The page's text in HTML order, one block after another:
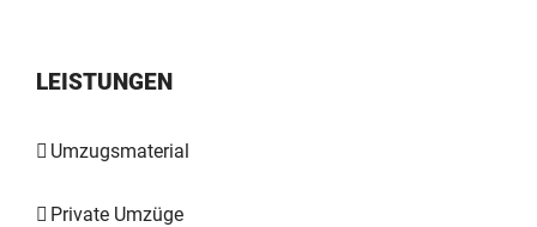
LEISTUNGEN
Umzugsmaterial
Private Umzüge